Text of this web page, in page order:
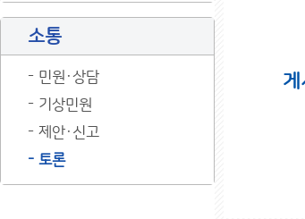
소통
민원·상담
기상민원
제안·신고
토론